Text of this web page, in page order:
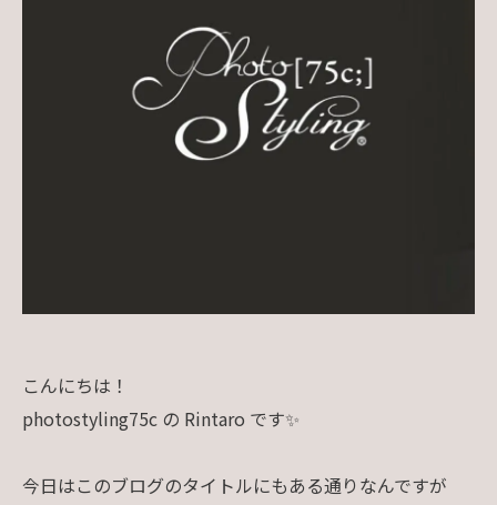
こんにちは！
photostyling75c の Rintaro です✨
今日はこのブログのタイトルにもある通りなんですが